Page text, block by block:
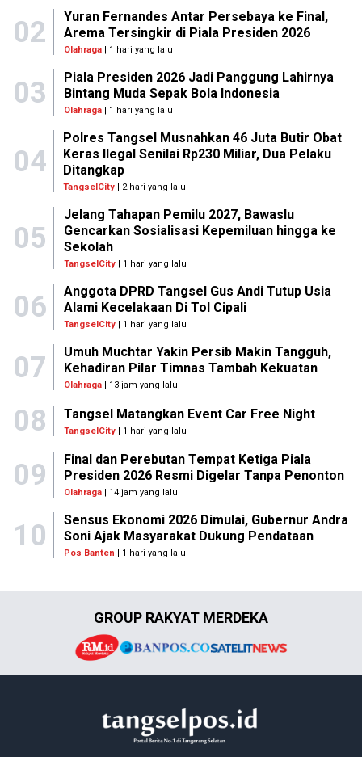
02
Yuran Fernandes Antar Persebaya ke Final,
Arema Tersingkir di Piala Presiden 2026
Olahraga| 1 hari yang lalu
03
Piala Presiden 2026 Jadi Panggung Lahirnya
Bintang Muda Sepak Bola Indonesia
Olahraga| 1 hari yang lalu
04
Polres Tangsel Musnahkan 46 Juta Butir Obat
Keras Ilegal Senilai Rp230 Miliar, Dua Pelaku
Ditangkap
TangselCity | 2 hari yang lalu
05
Jelang Tahapan Pemilu 2027, Bawaslu
Gencarkan Sosialisasi Kepemiluan hingga ke
Sekolah
TangselCity| 1 hari yang lalu
06
Anggota DPRD Tangsel Gus Andi Tutup Usia
Alami Kecelakaan Di Tol Cipali
TangselCity| 1 hari yang lalu
07
Umuh Muchtar Yakin Persib Makin Tangguh,
Kehadiran Pilar Timnas Tambah Kekuatan
Olahraga| 13 jam yang lalu
08 Tangsel Matangkan Event Car Free Night
TangselCity | 1 hari yang lalu
09
Final dan Perebutan Tempat Ketiga Piala
Presiden 2026 Resmi Digelar Tanpa Penonton
Olahraga| 14 jam yang lalu
10
Sensus Ekonomi 2026 Dimulai, Gubernur Andra
Soni Ajak Masyarakat Dukung Pendataan
Pos Banten | 1 hari yang lalu
GROUP RAKYAT MERDEKA